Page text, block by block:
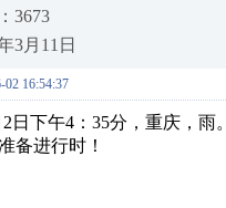
3673
3月11日
16:54:37
下午4：35分，重庆，雨。
进行时！